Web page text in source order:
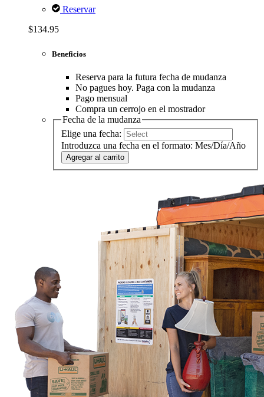
Reservar
$134.95
Beneficios
Reserva para la futura fecha de mudanza
No pagues hoy. Paga con la mudanza
Pago mensual
Compra un cerrojo en el mostrador
Fecha de la mudanza
Elige una fecha:
Introduzca una fecha en el formato: Mes/Día/Año
Agregar al carrito